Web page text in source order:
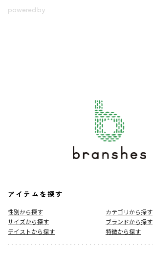
アイテムを探す
性別から探す
カテゴリから探す
サイズから探す
ブランドから探す
テイストから探す
特徴から探す